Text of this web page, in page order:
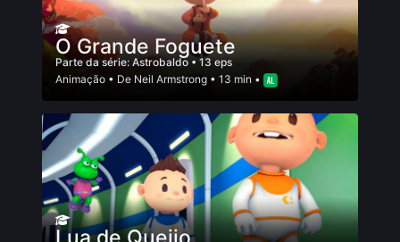
O Grande Foguete
Parte da série: Astrobaldo • 13 eps
Animação • De Neil Armstrong • 13 min •